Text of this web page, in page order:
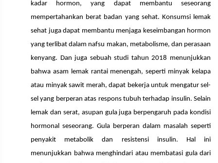
kadar hormon, yang dapat membantu seseorang
mempertahankan berat badan yang sehat. Konsumsi lemak
sehat juga dapat membantu menjaga keseimbangan hormon
yang terlibat dalam nafsu makan, metabolisme, dan perasaan
kenyang. Dan juga sebuah studi tahun 2018 menunjukkan
bahwa asam lemak rantai menengah, seperti minyak kelapa
atau minyak sawit merah, dapat bekerja untuk mengatur sel-
sel yang berperan atas respons tubuh terhadap insulin. Selain
lemak dan serat, asupan gula juga berpengaruh pada kondisi
hormonal seseorang. Gula berperan dalam masalah seperti
penyakit metabolik dan resistensi insulin. Hal ini
menunjukkan bahwa menghindari atau membatasi gula dari